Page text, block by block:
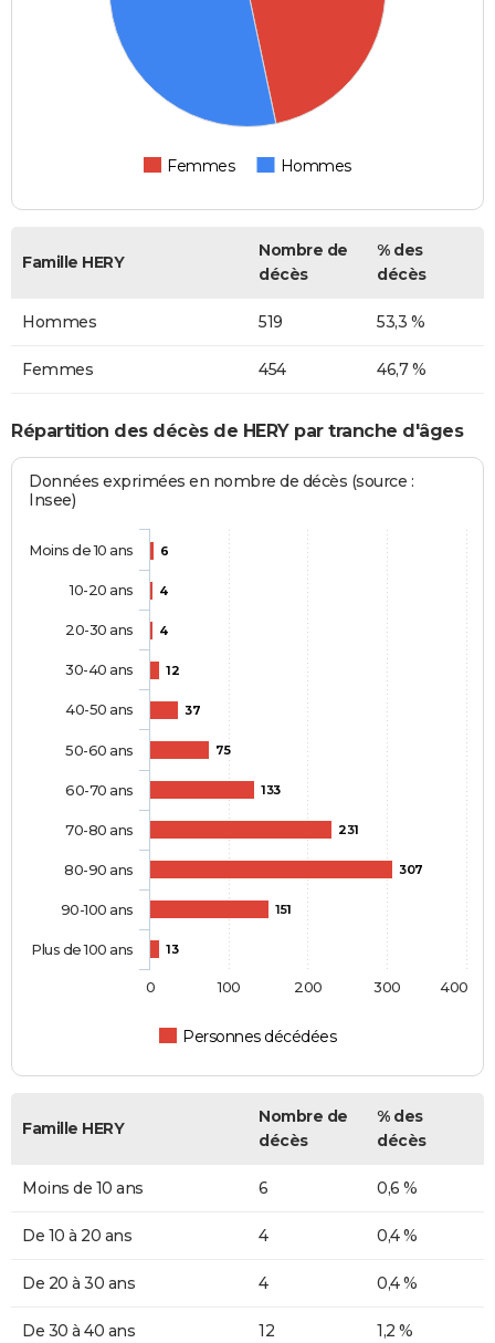
Femmes Hommes
Famille HERY
Nombre de
décès
% des
décès
Hommes 519 53,3 %
Femmes 454 46,7 %
Répartition des décès de HERY par tranche d'âges
Données exprimées en nombre de décès (source :
Insee)
6
4
4
12
37
75
133
231
307
151
13
Personnes décédées
Moins de 10 ans
10-20 ans
20-30 ans
30-40 ans
40-50 ans
50-60 ans
60-70 ans
70-80 ans
80-90 ans
90-100 ans
Plus de 100 ans
0 100 200 300 400
Famille HERY
Nombre de
décès
% des
décès
Moins de 10 ans 6 0,6 %
De 10 à 20 ans 4 0,4 %
De 20 à 30 ans 4 0,4 %
De 30 à 40 ans 12 1,2 %